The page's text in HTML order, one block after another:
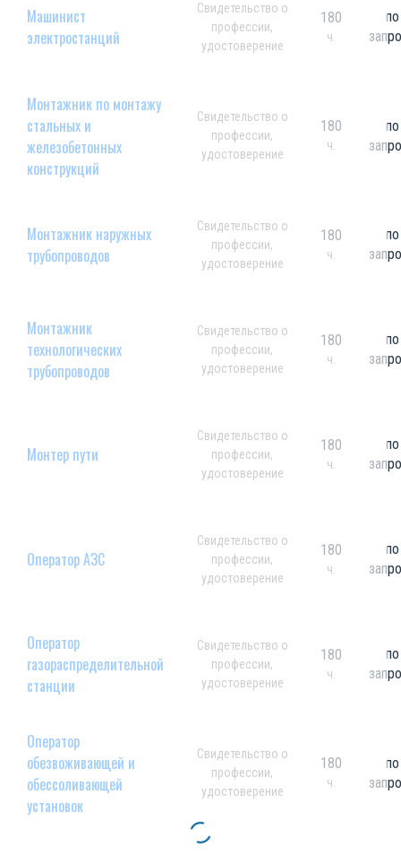
Машинист
электростанций
Свидетельство о
профессии,
удостоверение
180
ч.
по
Монтажник по монтажу
стальных и
железобетонных
конструкций
Свидетельство о
профессии,
удостоверение
180
ч.
по
Монтажник наружных
трубопроводов
Свидетельство о
профессии,
удостоверение
180
ч.
по
Монтажник
технологических
трубопроводов
Свидетельство о
профессии,
удостоверение
180
ч.
по
Монтер пути
Свидетельство о
профессии,
удостоверение
180
ч.
по
Оператор АЗС
Свидетельство о
профессии,
удостоверение
180
ч.
по
Оператор
газораспределительной
станции
Свидетельство о
профессии,
удостоверение
180
ч.
по
Оператор
обезвоживающей и
обессоливающей
установок
Свидетельство о
профессии,
удостоверение
180
ч.
по